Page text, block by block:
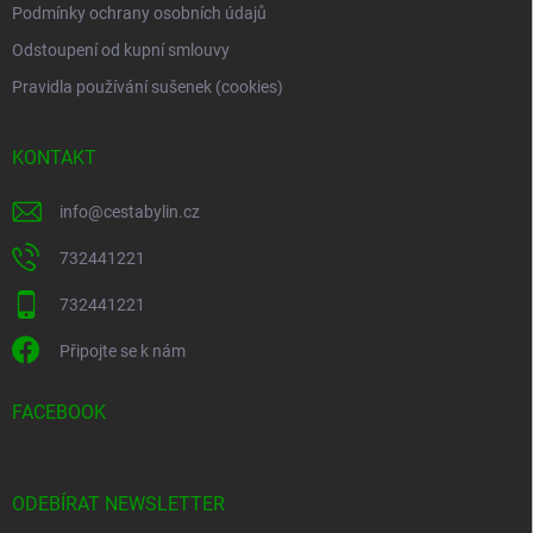
Podmínky ochrany osobních údajů
Odstoupení od kupní smlouvy
Pravidla používání sušenek (cookies)
KONTAKT
info@cestabylin.cz
732441221
732441221
Připojte se k nám
FACEBOOK
ODEBÍRAT NEWSLETTER